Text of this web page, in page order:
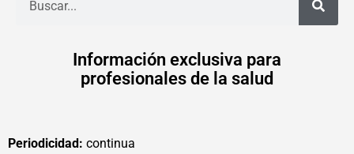
Información exclusiva para
profesionales de la salud
Periodicidad: continua